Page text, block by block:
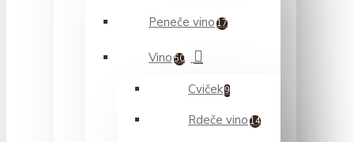
Peneče vino 17
Vino 50
Cviček 9
Rdeče vino 14